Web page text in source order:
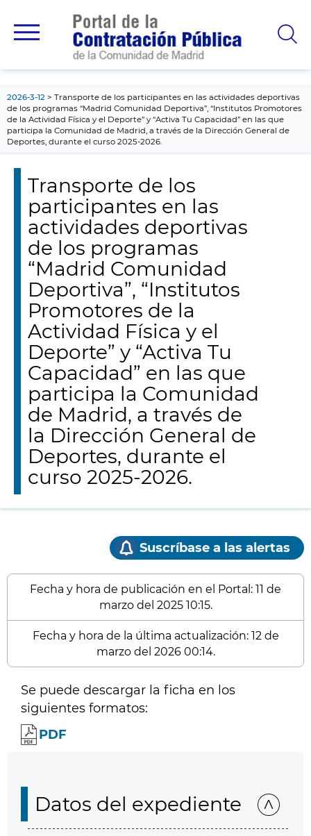
principal
2026-3-12
Transporte de los participantes en las actividades deportivas
de los programas “Madrid Comunidad Deportiva”, “Institutos Promotores
de la Actividad Física y el Deporte” y “Activa Tu Capacidad” en las que
participa la Comunidad de Madrid, a través de la Dirección General de
Deportes, durante el curso 2025-2026.
Transporte de los
participantes en las
actividades deportivas
de los programas
“Madrid Comunidad
Deportiva”, “Institutos
Promotores de la
Actividad Física y el
Deporte” y “Activa Tu
Capacidad” en las que
participa la Comunidad
de Madrid, a través de
la Dirección General de
Deportes, durante el
curso 2025-2026.
Suscríbase a las alertas
Fecha y hora de publicación en el Portal: 11 de
marzo del 2025 10:15.
Fecha y hora de la última actualización: 12 de
marzo del 2026 00:14.
Se puede descargar la ficha en los
siguientes formatos:
PDF
Datos del expediente